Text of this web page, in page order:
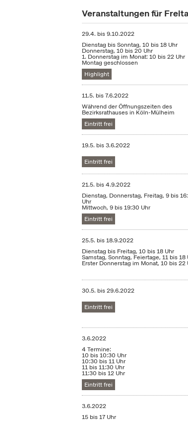
Veranstaltungen für
29.4. bis9.10.2022
Dienstag bis Sonntag, 10 bis 18 Uhr
Donnerstag, 10 bis 20 Uhr
1. Donnerstag im Monat: 10 bis 22 Uhr
Montag geschlossen
Highlight
11.5. bis7.6.2022
Während der Öffnungszeiten des
Bezirksrathauses in Köln-Mülheim
Eintritt frei
19.5. bis3.6.2022
Eintritt frei
21.5. bis4.9.2022
Dienstag, Donnerstag, Freitag, 9 bis
Uhr
Mittwoch, 9 bis 19:30 Uhr
Eintritt frei
25.5. bis18.9.2022
Dienstag bis Freitag, 10 bis 18 Uhr
Samstag, Sonntag, Feiertage, 11 bis 18
Erster Donnerstag im Monat, 10 bis 22
30.5. bis29.6.2022
Eintritt frei
3.6.2022
4 Termine:
10 bis 10:30 Uhr
10:30 bis 11 Uhr
11 bis 11:30 Uhr
11:30 bis 12 Uhr
Eintritt frei
3.6.2022
15 bis 17 Uhr